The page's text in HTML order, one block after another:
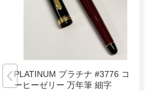
PLATINUM プラチナ #3776 コ
ーヒーゼリー 万年筆 細字